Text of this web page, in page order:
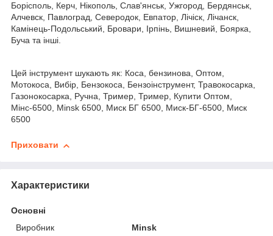
Борісполь, Керч, Нікополь, Слав'янськ, Ужгород, Бердянськ,
Алчевск, Павлоград, Северодок, Евпатор, Лічіск, Лічанск,
Камінець-Подольський, Бровари, Ірпінь, Вишневий, Боярка,
Буча та інші.
Цей інструмент шукають як: Коса, бензинова, Оптом,
Мотокоса, Вибір, Бензокоса, Бензоінструмент, Травокосарка,
Газонокосарка, Ручна, Тример, Тример, Купити Оптом,
Мінс-6500, Minsk 6500, Миск БГ 6500, Миск-БГ-6500, Миск
6500
Приховати
Характеристики
Основні
Виробник
Minsk